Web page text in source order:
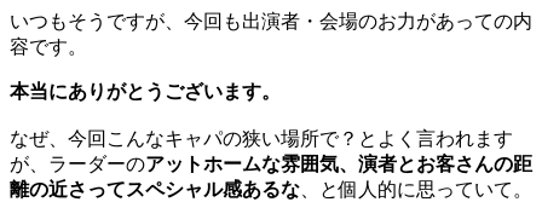
いつもそうですが、今回も出演者・ 会場のお力があっての内
容です。
本当にありがとうございます。
なぜ、今回こんなキャパの狭い場所で？とよく言われます
が、ラーダーのアットホームな雰囲気、 演者とお客さんの距
離の近さってスペシャル感あるな
と個人的に思っていて。